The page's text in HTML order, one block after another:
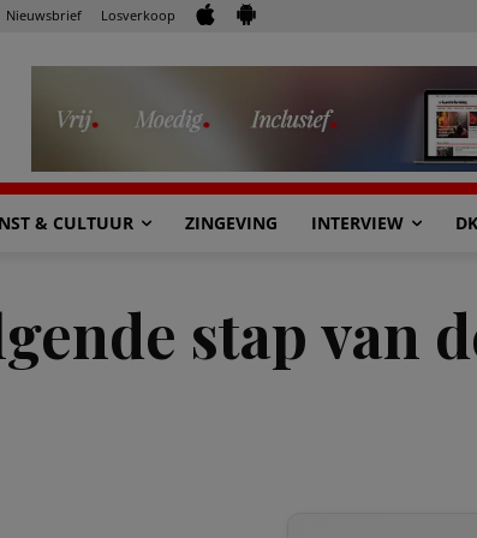
Nieuwsbrief Losverkoop
& CULTUUR ZINGEVING INTERVIEW
stap van